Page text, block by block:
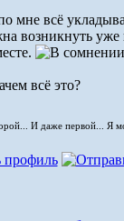
мне всё
возникнуть
всё это?
И даже первой... Я